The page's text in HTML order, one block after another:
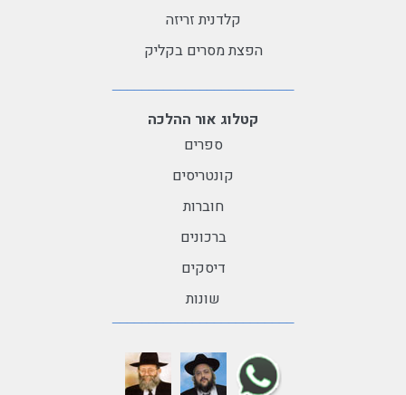
קלדנית זריזה
הפצת מסרים בקליק
קטלוג אור ההלכה
ספרים
קונטריסים
חוברות
ברכונים
דיסקים
שונות